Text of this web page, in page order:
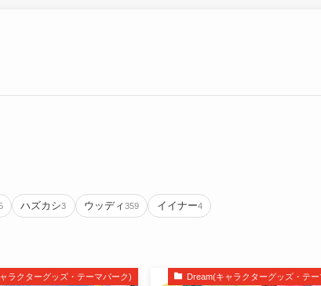
ハズカシ3 ウッディ359 イイナー4
ラクターグッズ・テーマパーク) Dream(キャラクターグッズ・テ